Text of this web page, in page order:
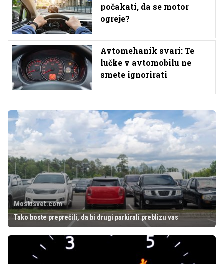
počakati, da se motor
ogreje?
Avtomehanik svari: Te
lučke v avtomobilu ne
smete ignorirati
Moskisvet.com
Tako boste preprečili, da bi drugi parkirali preblizu vas